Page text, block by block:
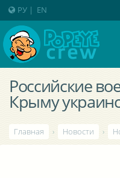
Российские
Крыму
Главная › Новости ›
РУ | EN